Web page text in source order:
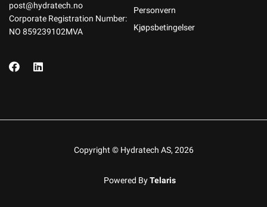
post@hydratech.no
Corporate Registration Number:
NO 859239102MVA
Personvern
Kjøpsbetingelser
Copyright © Hydratech AS, 2026
Powered ByTelaris